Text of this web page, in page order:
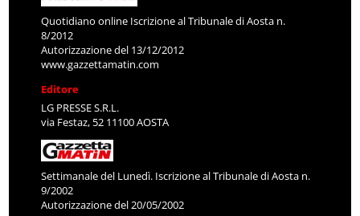
Quotidiano online Iscrizione al Tribunale di Aosta n.
8/2012
Autorizzazione del 13/12/2012
www.gazzettamatin.com
Editore
LG PRESSE S.R.L.
via Festaz, 52 11100 AOSTA
Settimanale del Lunedì. Iscrizione al Tribunale di Aosta n.
9/2002
Autorizzazione del 20/05/2002